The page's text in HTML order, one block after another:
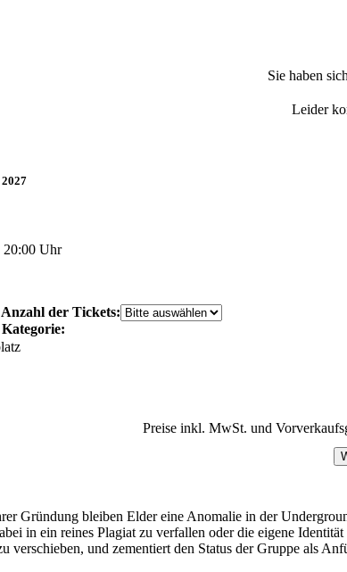
Sie haben
Leider
20:00 Uhr
der Tickets:
Preise inkl. MwSt. und
Gründung bleiben Elder eine Anomalie in der
in ein reines Plagiat zu verfallen oder die eigene
verschieben, und zementiert den Status der Gruppe als